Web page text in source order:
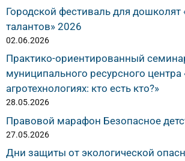
Городской фестиваль для дошколят
талантов» 2026
02.06.2026
Практико-ориентированный
муниципального ресурсного
агротехнологиях: кто есть кто?»
28.05.2026
Правовой марафон Безопасное
27.05.2026
Дни защиты от экологической